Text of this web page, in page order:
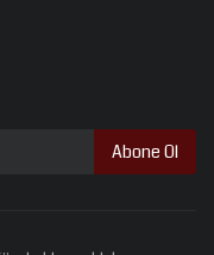
Abone Ol